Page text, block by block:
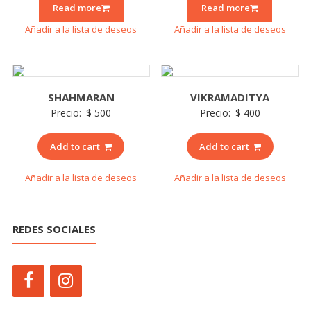
Read more
Añadir a la lista de deseos
Read more
Añadir a la lista de deseos
SHAHMARAN
Precio: $ 500
Add to cart
Añadir a la lista de deseos
VIKRAMADITYA
Precio: $ 400
Add to cart
Añadir a la lista de deseos
REDES SOCIALES